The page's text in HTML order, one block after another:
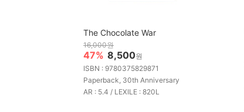
The Chocolate War
16,000원
47% 8,500원
ISBN : 9780375829871
Paperback, 30th Anniversary
AR : 5.4 / LEXILE : 820L